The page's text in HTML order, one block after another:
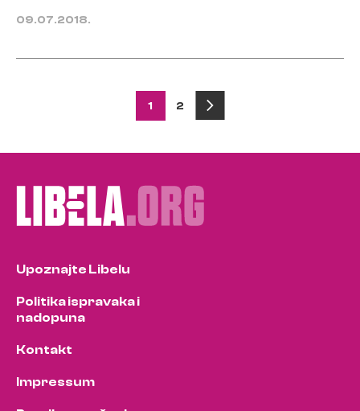
09.07.2018.
pagination
1 2
Upoznajte Libelu
Politika ispravaka i
nadopuna
Kontakt
Impressum